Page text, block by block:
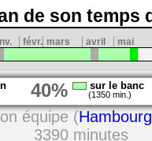
de son temps
févr. mars avril mai
40% sur le banc
(1350 min.)
équipe (
3390 minutes